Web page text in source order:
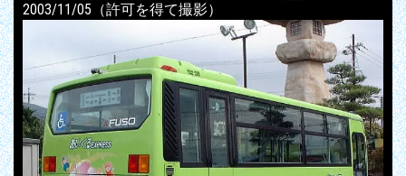
2003/11/05（許可を得て撮影）